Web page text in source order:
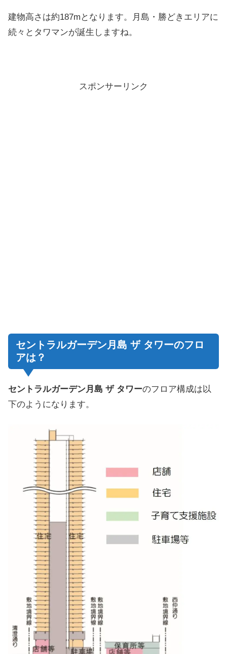
建物高さは約187mとなります。月島・勝どきエリアに
続々とタワマンが誕生しますね。
スポンサーリンク
セントラルガーデン月島 ザ タワーのフロ
アは？
セントラルガーデン月島 ザ タワーのフロア構成は以
下のようになります。